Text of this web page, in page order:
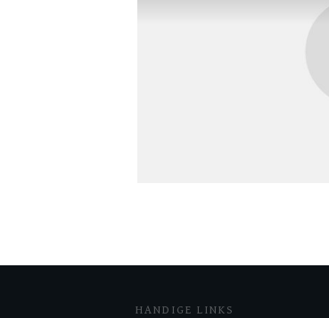
HANDIGE LINKS